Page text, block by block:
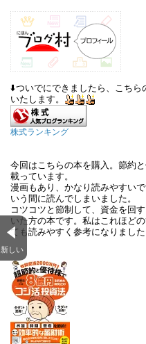
⬇️ついでにできましたら、こち
いたします。
株式ランキング
今回はこちらの本を購入。節約
載っています。
漫画もあり、かなり読みやすい
いう間に読んでしまいました。
コツコツと節制して、資金を回
いた方の本です。私はこれほど
ても読みやすく参考になりました
新しい